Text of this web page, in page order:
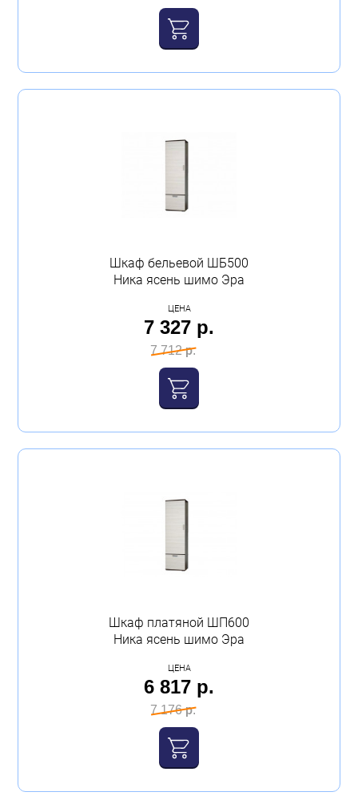
Шкаф бельевой ШБ500
Ника ясень шимо Эра
ЦЕНА
7 327 р.
7 712 р.
Шкаф платяной ШП600
Ника ясень шимо Эра
ЦЕНА
6 817 р.
7 176 р.